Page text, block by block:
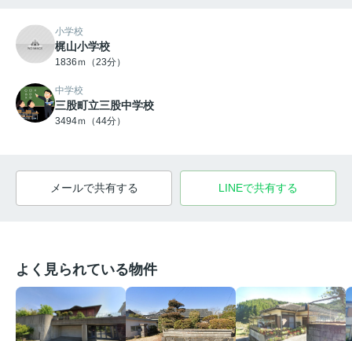
小学校
梶山小学校
1836ｍ（23分）
中学校
三股町立三股中学校
3494ｍ（44分）
メールで共有する LINEで共有する
よく見られている物件